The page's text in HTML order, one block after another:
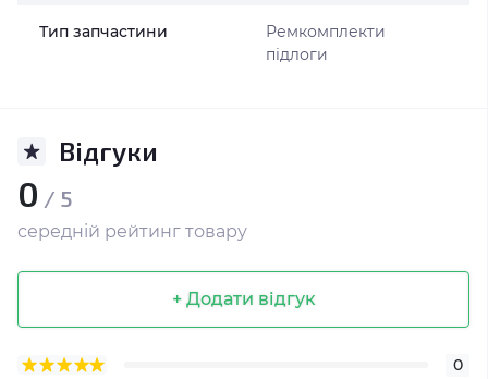
Тип запчастини
Ремкомплекти
підлоги
Відгуки
0 / 5
середній рейтинг товару
+ Додати відгук
0